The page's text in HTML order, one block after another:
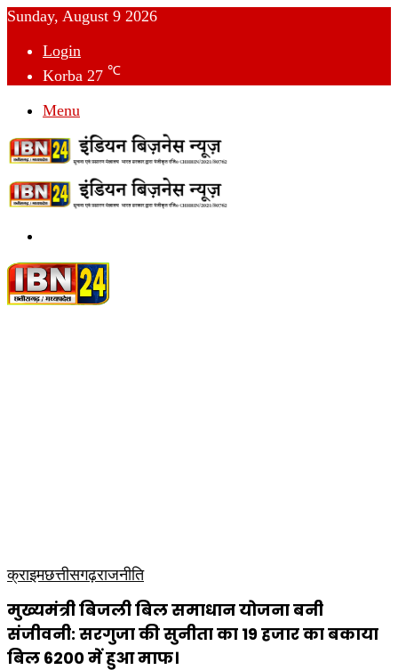
Sunday, August 9 2026
Login
Korba 27 ℃
Menu
क्राइमछत्तीसगढ़राजनीति
मुख्यमंत्री बिजली बिल समाधान योजना बनी
संजीवनी: सरगुजा की सुनीता का 19 हजार का बकाया
बिल 6200 में हुआ माफ।